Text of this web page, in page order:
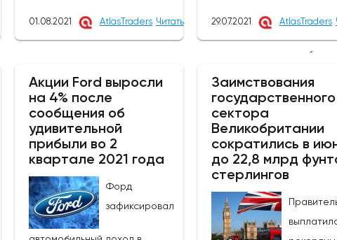
PMI index for the manufacturing
the consumer confidence
indicator for July. At 06:00 GMT,
Germany will announce the
change in retail trade for June.
At 06:30 GMT, Switzerland will
report on the change in retail
trade for June and will publish
the consumer price index for
01.08.2021 AtlasTraders Читать
рынке вчера. Стартап
ходе первичного
оценив компанию в 31,8
миллиарда
долларов.Компания
что продала 55
акций в ходе IPO по 38
долларов за штуку, что
является самым низким
показателем в ценовом
29.07.2021 AtlasTraders
Акции Ford выросли
на 4% после
сообщения об
удивительной
прибыли во 2
квартале 2021 года
Форд
зафиксировал
Заимствования
государственного
сектора
Великобритании
сократились в
до 22,8 млрд
стерлингов